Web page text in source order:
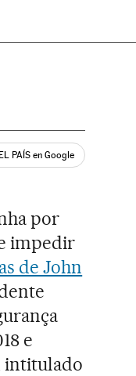
PAÍS en Google
por
impedir
de John
e
intitulado